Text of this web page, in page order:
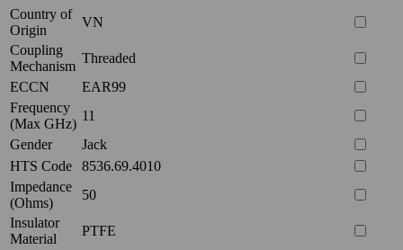
Country of
Origin
VN
Coupling
Mechanism
Threaded
ECCN
EAR99
Frequency
(Max GHz)
11
Gender
Jack
HTS Code
8536.69.4010
Impedance
(Ohms)
50
Insulator
Material
PTFE